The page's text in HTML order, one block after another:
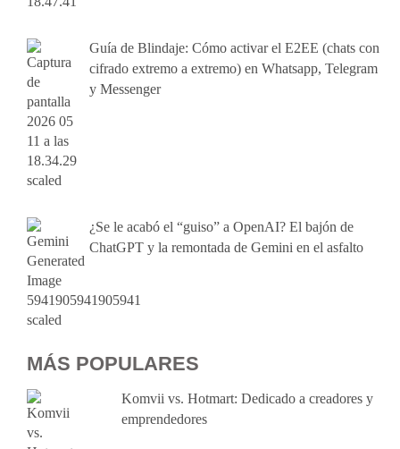
Guía de Blindaje: Cómo activar el E2EE (chats con
cifrado extremo a extremo) en Whatsapp, Telegram
y Messenger
¿Se le acabó el “guiso” a OpenAI? El bajón de
ChatGPT y la remontada de Gemini en el asfalto
MÁS POPULARES
Komvii vs. Hotmart: Dedicado a creadores y
emprendedores